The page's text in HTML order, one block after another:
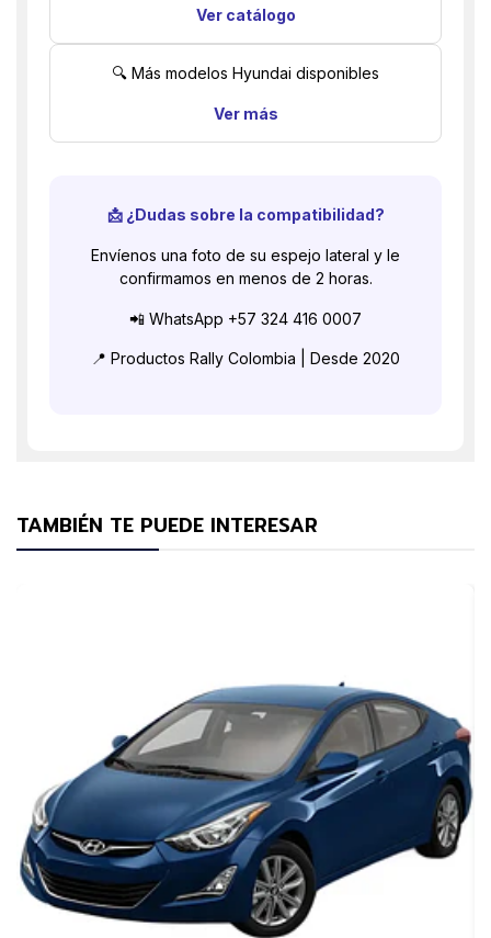
Ver catálogo
🔍 Más modelos Hyundai disponibles
Ver más
📩 ¿Dudas sobre la compatibilidad?
Envíenos una foto de su espejo lateral y le
confirmamos en menos de 2 horas.
📲 WhatsApp +57 324 416 0007
📍 Productos Rally Colombia | Desde 2020
TAMBIÉN TE PUEDE INTERESAR